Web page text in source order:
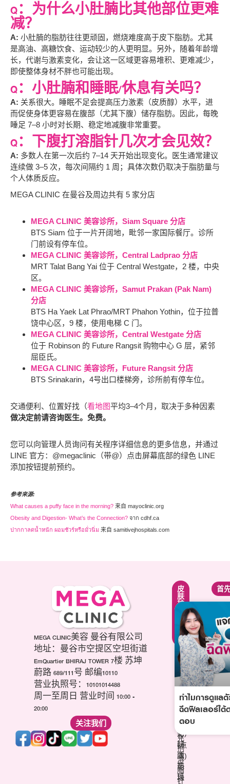
Q：为什么小肚腩比其他部位更难
减？
A: 小肚腩的脂肪往往更顽固，燃烧难度高于皮下脂肪。尤其
是高油、高糖饮食、运动较少的人更明显。另外，随着年龄增
长，代谢与激素变化，会让这一区域更容易堆积、更难减少，
即使整体身材不胖也可能出现。
Q：小肚腩和睡眠/休息有关吗？
A: 关系很大。睡眠不足会提高压力激素（皮质醇）水平，进
而促使身体更容易在腹部（尤其下腹）储存脂肪。因此，每晚
睡足 7–8 小时对长期、稳定地减腹非常重要。
Q：下腹打溶脂针几次才会见效？
A: 多数人在第一次后约 7–14 天开始出现变化。医生通常建议
连续做 3–5 次，每次间隔约 1 周；具体次数仍取决于脂肪量与
个人体质反应。
MEGA CLINIC 在曼谷及周边共有 5 家分店
MEGA CLINIC 美容诊所，Siam Square 分店
BTS Siam 位于一片开阔地，毗邻一家国际餐厅。诊所
门前设有停车位。
MEGA CLINIC 美容诊所，Central Ladprao 分店
MRT Talat Bang Yai 位于 Central Westgate，2 楼，中央
区。
MEGA CLINIC 美容诊所，Samut Prakan (Pak Nam)
分店
BTS Ha Yaek Lat Phrao/MRT Phahon Yothin，位于拉普
饶中心区，9 楼，使用电梯 C 门。
MEGA CLINIC 美容诊所，Central Westgate 分店
位于 Robinson 的 Future Rangsit 购物中心 G 层，紧邻
屈臣氏。
MEGA CLINIC 美容诊所，Future Rangsit 分店
BTS Srinakarin，4号出口楼梯旁，诊所前有停车位。
交通便利、位置好找（看地图平均3–4个月，取决于多种因素
做决定前请咨询医生。免费。
您可以向管理人员询问有关程序详细信息的更多信息，并通过
LINE 官方：@megaclinic（带@）点击屏幕底部的绿色 LINE
添加按钮提前预约。
参考来源:
What causes a puffy face in the morning? 来自 mayoclinic.org
Obesity and Digestion- What’s the Connection? จาก cdhf.ca
ปากกาลดน้ำหนัก ผอมชัวร์หรือมั่วนิ่ม 来自 samitivejhospitals.com
MEGA CLINIC美容 曼谷有限公司
地址：曼谷市空提区空坦街道
EmQuartier BHIRAJ TOWER 7楼 苏坤
蔚路 689/111号 邮编10110
营业执照号：10101014488
周一至周日 营业时间 10:00 -
20:00
关注我们
面
部
轮
廓
调
整
项
目
肉
毒
杆
菌
(玻
尿
充
剂
溶
脂
针
紧
致
提
升
疗
程
第
三
代
海
芙
波
(超
声
刀)
韩
版
热
玛
皮
肤
护
理
疗
程
美
白
针
祛
痘
针
维
他
命
(点
滴)
丽
珠
首
ทำไมการดูแล
ฉีดฟิลเลอร์ใ
ตอบ